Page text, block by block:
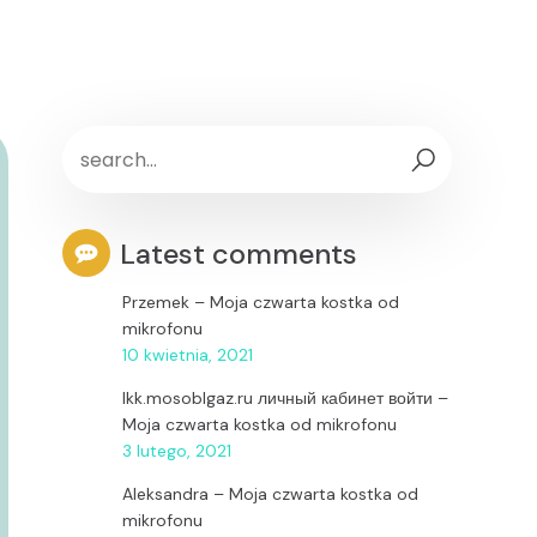
Latest comments
Przemek –Moja czwarta kostka od
mikrofonu
10 kwietnia, 2021
lkk.mosoblgaz.ru личный кабинет войти –
Moja czwarta kostka od mikrofonu
3 lutego, 2021
Aleksandra –Moja czwarta kostka od
mikrofonu